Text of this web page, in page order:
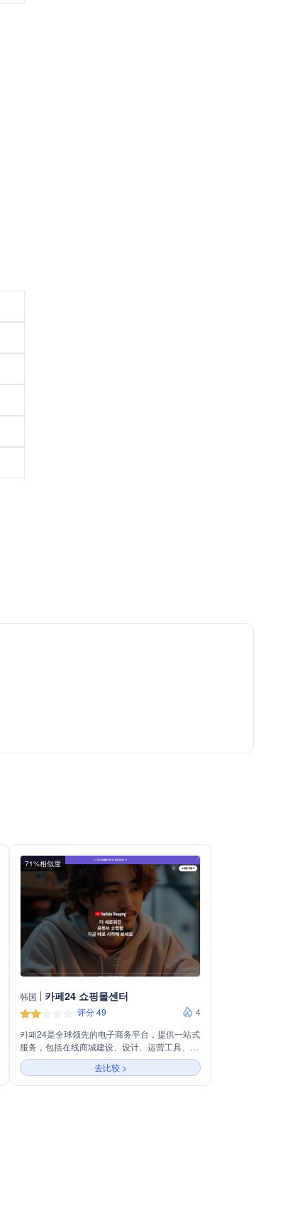
71%相似度
韩国 카페24 쇼핑몰센터
评分 49
4
카페24是全球领先的电子商务平台，提供一站式
服务，包括在线商城建设、设计、运营工具、营
销推广等。主营业务涵盖为个人创业者、企业及
全球销售提供定制化电商解决方案，同时支持
YouTube购物等新兴销售渠道，助力商家实现业
去比较 >